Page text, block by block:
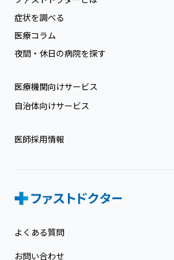
症状を調べる
医療コラム
夜間・休日の病院を探す
医療機関向けサービス
自治体向けサービス
医師採用情報
よくある質問
お問い合わせ